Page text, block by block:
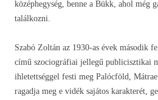
középhegység, benne a Bükk, ahol még
találkozni.
Szabó Zoltán az 1930-as évek második
című szociográfiai jellegű publicisztikai
ihletettséggel festi meg Palócföld,
ragadja meg e vidék sajátos karakterét,